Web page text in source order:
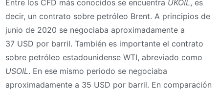
Entre los CFD más conocidos se encuentra UKOIL, es
decir, un contrato sobre petróleo Brent. A principios de
junio de 2020 se negociaba aproximadamente a
37 USD por barril. También es importante el contrato
sobre petróleo estadounidense WTI, abreviado como
USOIL. En ese mismo periodo se negociaba
aproximadamente a 35 USD por barril. En comparación